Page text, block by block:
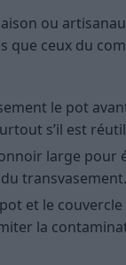
ou
que ceux du
le pot
s’il est
large pour
transvasement.
et le
la